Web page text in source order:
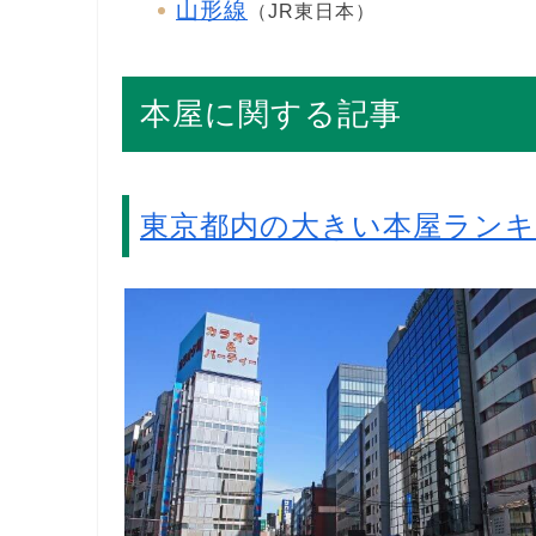
山形線 （JR東日本）
本屋に関する記事
東京都内の大きい本屋ラン